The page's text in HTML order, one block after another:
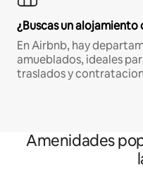
¿Buscas un
En Airbnb, hay
amueblados, ideales
traslados y
Amenidades